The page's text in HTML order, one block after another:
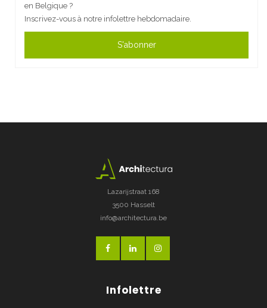
en Belgique ?
Inscrivez-vous à notre infolettre hebdomadaire.
S'abonner
Lazarijstraat 168
3500 Hasselt
info@architectura.be
Infolettre